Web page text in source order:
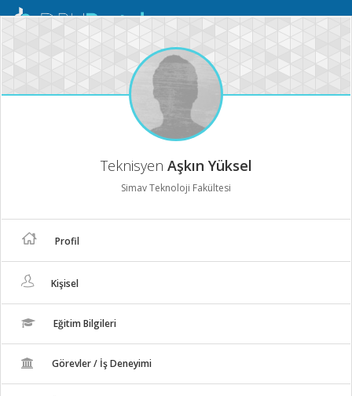
Mobil
Teknisyen Aşkın Yüksel
Simav Teknoloji Fakültesi
Profil
Kişisel
Eğitim Bilgileri
Görevler / İş Deneyimi